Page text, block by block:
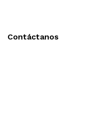
Contáctanos